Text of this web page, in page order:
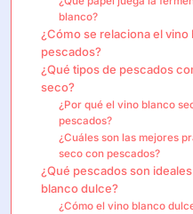
blanco?
¿Cómo se relaciona el
pescados?
¿Qué tipos de pescados
seco?
¿Por qué el vino blanco
pescados?
¿Cuáles son las mejores
seco con pescados?
¿Qué pescados son
blanco dulce?
¿Cómo el vino blanco